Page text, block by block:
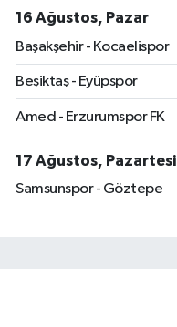
16 Ağustos, Pazar
Başakşehir - Kocaelispor
Beşiktaş - Eyüpspor
Amed - Erzurumspor FK
17 Ağustos, Pazartesi
Samsunspor - Göztepe